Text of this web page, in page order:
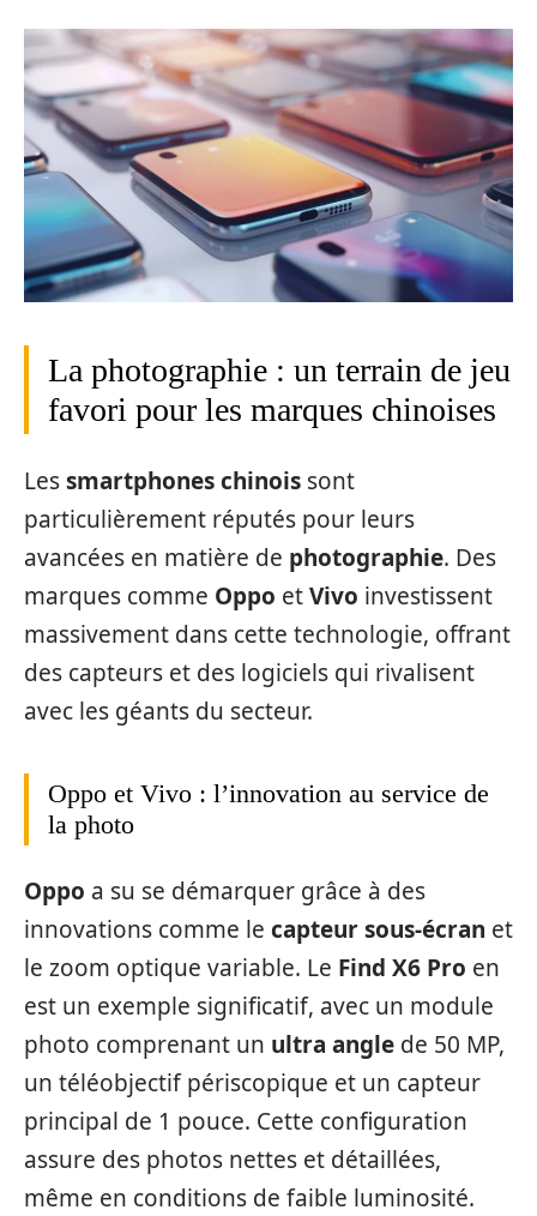
La photographie : un terrain de jeu
favori pour les marques chinoises
Lessmartphones chinois sont
particulièrement réputés pour leurs
avancées en matière de photographie. Des
marques comme Oppo etVivo investissent
massivement dans cette technologie, offrant
des capteurs et des logiciels qui rivalisent
avec les géants du secteur.
Oppo et Vivo : l’innovation au service de
la photo
Oppo a su se démarquer grâce à des
innovations comme le capteur sous-écran et
le zoom optique variable. Le Find X6 Pro en
est un exemple significatif, avec un module
photo comprenant un ultra angle de 50 MP,
un téléobjectif périscopique et un capteur
principal de 1 pouce. Cette configuration
assure des photos nettes et détaillées,
même en conditions de faible luminosité.